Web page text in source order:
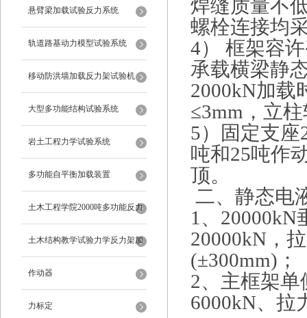
座
悬臂梁加载试验反力系统
轨道路基动力模型试验系统
移动防洪墙加载反力架试验机
大型多功能结构试验系统
岩土工程力学试验系统
多功能自平衡加载装置
土木工程学院2000吨多功能反力
架
土木结构教学试验力学反力架加
载装置
作动器
力标定
焊缝质量不
螺栓连接均
4） 框架容
承载横梁静
2000kN加载
≤3mm，立
5）固定支座
吨和25吨作
顶。
二、静态电
1、
20000kN，
(±300mm)；
2、主框架
6000kN、拉